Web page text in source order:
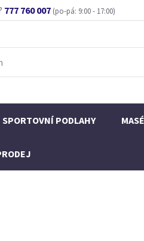
777 760 007 (po-pá: 9:00 - 17:00)
SPORTOVNÍ PODLAHY